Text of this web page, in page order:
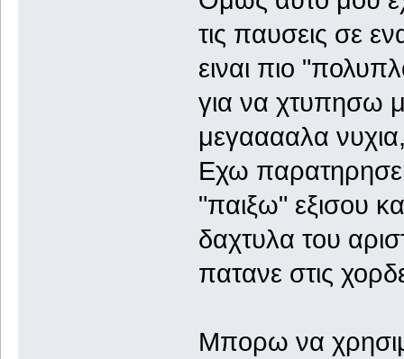
τις παυσεις σε
ειναι πιο
για να χτυπησω
μεγααααλα
Εχω
"παιξω" εξισου
δαχτυλα του
πατανε στις
Μπορω να